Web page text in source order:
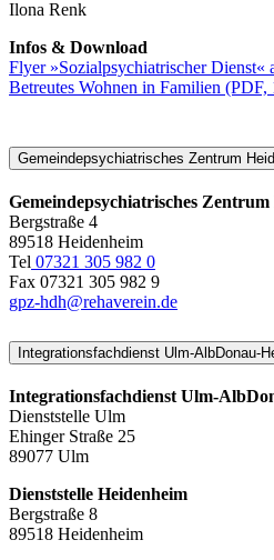
Ilona Renk
Infos & Download
Flyer »Sozialpsychiatrischer Dienst«
Betreutes Wohnen in Familien
Gemeindepsychiatrisches Zentrum
Gemeindepsychiatrisches
Bergstraße 4
89518 Heidenheim
Tel 07321 305 982 0
Fax 07321 305 982 9
gpz-hdh@rehaverein.de
Integrationsfachdienst Ulm-AlbDonau-
Integrationsfachdienst Ulm-
Dienststelle Ulm
Ehinger Straße 25
89077 Ulm
Dienststelle Heidenheim
Bergstraße 8
89518 Heidenheim